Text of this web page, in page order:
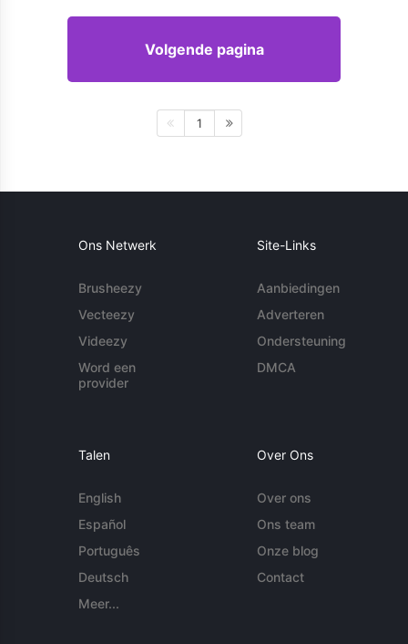
Volgende pagina
1
Ons Netwerk
Brusheezy
Vecteezy
Videezy
Word een
provider
Site-Links
Aanbiedingen
Adverteren
Ondersteuning
DMCA
Talen
English
Español
Português
Deutsch
Meer...
Over Ons
Over ons
Ons team
Onze blog
Contact